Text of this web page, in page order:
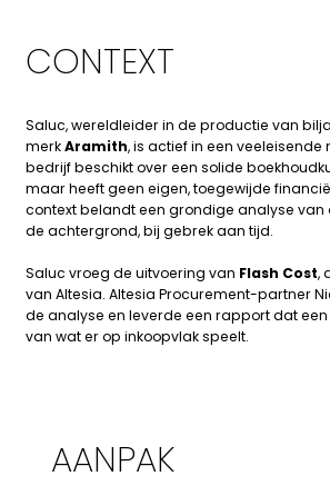
CONTEXT
Saluc, wereldleider in de productie van
merkAramith, is actief in een veeleisende
bedrijf beschikt over een solide
maar heeft geen eigen, toegewijde
context belandt een grondige analyse van
de achtergrond, bij gebrek aan tijd.
Saluc vroeg de uitvoering van Flash Cost,
van Altesia. Altesia Procurement-partner
de analyse en leverde een rapport dat
van wat er op inkoopvlak speelt.
AANPAK